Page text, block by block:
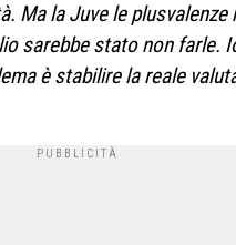
Ma la Juve le plusvalenze
sarebbe stato non farle.
è stabilire la reale